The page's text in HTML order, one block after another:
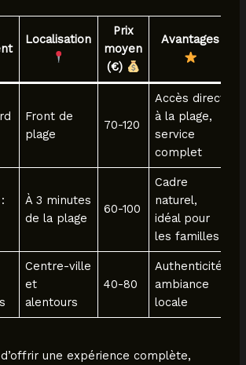
Localisation
Prix
moyen
(€)
Avantages
Front de
plage
70-120
Accès direct
à la plage,
service
complet
À 3 minutes
de la plage
60-100
Cadre
naturel,
idéal pour
les familles
Centre-ville
et
alentours
40-80
Authenticité,
ambiance
locale
une expérience complète,